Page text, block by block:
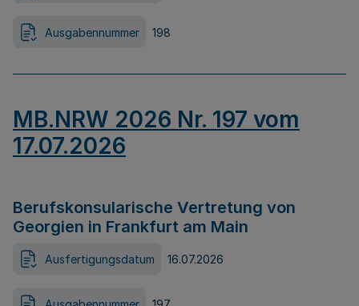
Ausgabennummer 198
MB.NRW 2026 Nr. 197 vom
17.07.2026
Berufskonsularische Vertretung von
Georgien in Frankfurt am Main
Ausfertigungsdatum 16.07.2026